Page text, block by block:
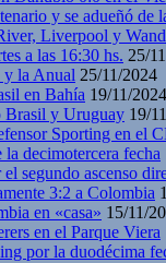
y se adueñó de
Liverpool y
a las 16:30 hs. 25/
y la Anual 25/11/2024
en Bahía 19/11/2024
Brasil y Uruguay 19/
Sporting en el
decimotercera fecha
segundo ascenso
3:2 a Colombia
en «casa» 15/11/
en el Parque Viera
por la duodécima